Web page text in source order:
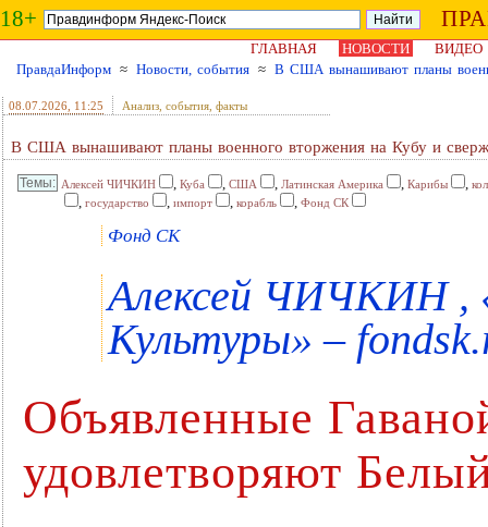
18+
ГЛАВНАЯ НОВОСТИ
ВИДЕО
ПравдаИнформ ≈ Новости, события ≈ В США вынашивают планы
08.07.2026 , 11:25 Анализ, события, факты
В США вынашивают планы военного вторжения на Кубу и
Алексей ЧИЧКИН , Куба , США , Латинская Америка , Карибы ,
, государство , импорт , корабль , Фонд СК
Фонд СК
Алексей ЧИЧКИН ,
Культуры» –
Объявленные
удовлетворяют